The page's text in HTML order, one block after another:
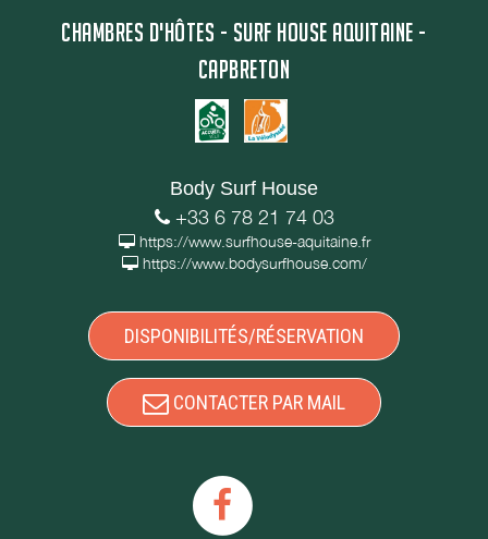
CHAMBRES D'HÔTES - SURF HOUSE AQUITAINE -
CAPBRETON
Body Surf House
+33 6 78 21 74 03
https://www.surfhouse-aquitaine.fr
https://www.bodysurfhouse.com/
DISPONIBILITÉS/RÉSERVATION
CONTACTER PAR MAIL